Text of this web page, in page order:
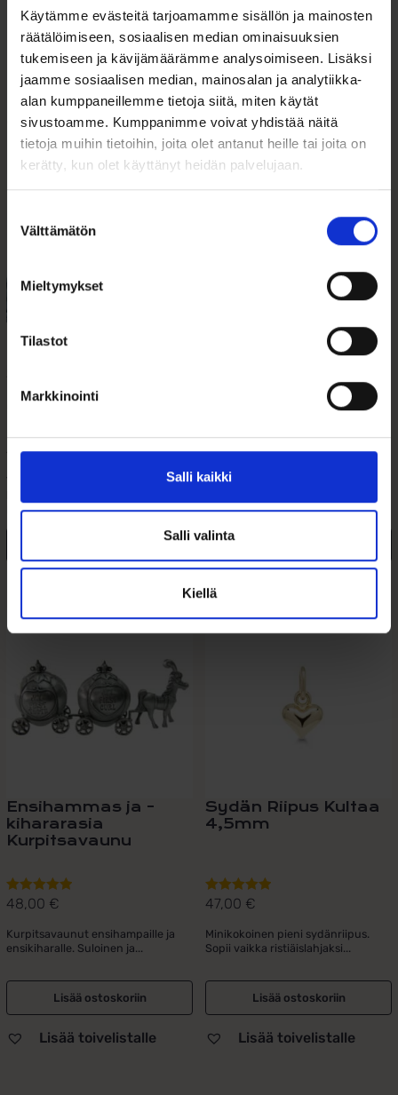
Käytämme evästeitä tarjoamamme sisällön ja mainosten
räätälöimiseen, sosiaalisen median ominaisuuksien
tukemiseen ja kävijämäärämme analysoimiseen. Lisäksi
jaamme sosiaalisen median, mainosalan ja analytiikka-
alan kumppaneillemme tietoja siitä, miten käytät
sivustoamme. Kumppanimme voivat yhdistää näitä
tietoja muihin tietoihin, joita olet antanut heille tai joita on
kerätty, kun olet käyttänyt heidän palvelujaan.
valinta
Välttämätön
Mieltymykset
Tilastot
Markkinointi
Salli kaikki
Salli valinta
Kiellä
Tutustu ohjeisiin
Tutustu myös
Keinuhevonen
49,00€
Tinattu keinuhevonen-säästölipas
Kaunis...
sydänriipus 9mm
95,00€
Kultainen sydänriipus 14k kultaa.
Ensihammas ja -
kihararasia
Kurpitsavaunu
Arvostelu
5.00/ 5
48,00 €
Kurpitsavaunut ensihampaille ja
ensikiharalle. Suloinen ja...
Lisää ostoskoriin
Lisää toivelistalle
Sydän Riipus Kultaa
4,5mm
Arvostelu
5.00/ 5
47,00 €
Minikokoinen pieni sydänriipus.
Sopii vaikka ristiäislahjaksi...
Lisää ostoskoriin
Lisää toivelistalle